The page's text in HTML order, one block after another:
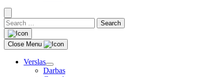
Search
for:Close
search
Close Menu
Verslas
Darbas